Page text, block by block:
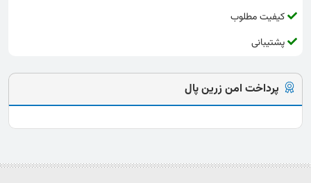
کیفیت مطلوب
پشتیبانی
پرداخت امن زرین پال